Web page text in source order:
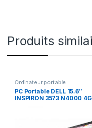
Produits
Ordinateur portable
PC Portable DELL 15.6″
INSPIRON 3573 N4000